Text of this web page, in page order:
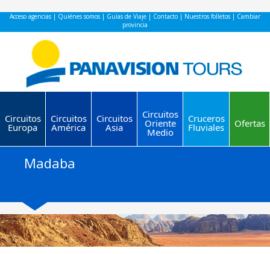
Acceso agencias | Quiénes somos | Guías de Viaje | Contacto | Nuestros folletos | Cambiar
provincia
Circuitos
Europa
Circuitos
América
Circuitos
Asia
Circuitos
Oriente
Medio
Cruceros
Fluviales Ofertas
Madaba